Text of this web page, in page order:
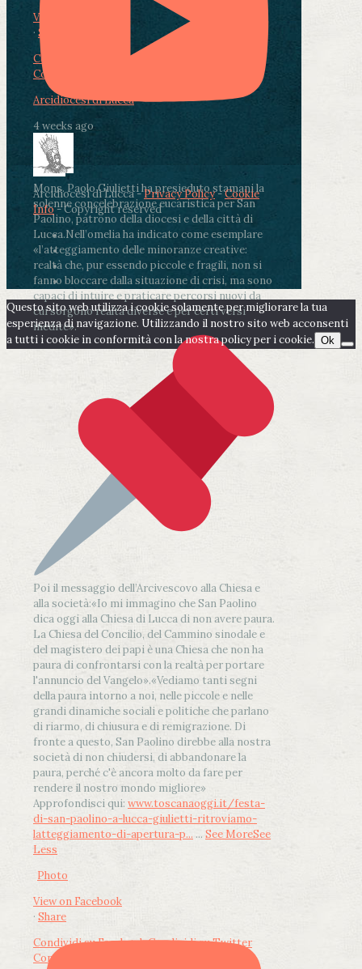
View on Facebook
· Share
Condividi su Facebook
Condividi su LinkedIn
Arcidiocesi di Lucca
4 weeks ago
Mons. Paolo Giulietti ha presieduto stamani la
solenne concelebrazione eucaristica per San
Paolino, patrono della diocesi e della città di
Lucca.Nell’omelia ha indicato come esemplare
«l’atteggiamento delle minoranze creative:
realtà che, pur essendo piccole e fragili, non si
fanno bloccare dalla situazione di crisi, ma sono
capaci di intuire e praticare percorsi nuovi da
cui sorgono realtà diverse e per certi versi
inedite».
Poi il messaggio dell’Arcivescovo alla Chiesa e
alla società:«Io mi immagino che San Paolino
dica oggi alla Chiesa di Lucca di non avere paura.
La Chiesa del Concilio, del Cammino sinodale e
del magistero dei papi è una Chiesa che non ha
paura di confrontarsi con la realtà per portare
l'annuncio del Vangelo».«Vediamo tanti segni
della paura intorno a noi, nelle piccole e nelle
grandi dinamiche sociali e politiche che parlano
di riarmo, di chiusura e di remigrazione. Di
fronte a questo, San Paolino direbbe alla nostra
società di non chiudersi, di abbandonare la
paura, perché c'è ancora molto da fare per
rendere il nostro mondo migliore»
Approfondisci qui: www.toscanaoggi.it/festa-
di-san-paolino-a-lucca-giulietti-ritroviamo-
latteggiamento-di-apertura-p... ... See MoreSee
Less
Photo
View on Facebook
· Share
Condividi su FacebookCondividi su Twitter
Condividi su LinkedIn
Arcidiocesi di Lucca -Privacy Policy-Cookie
Info- Copyright reserved
Questo sito web utilizza i cookie solamente per migliorare la tua
esperienza di navigazione. Utilizzando il nostro sito web acconsenti
a tutti i cookie in conformità con la nostra policy per i cookie. Ok